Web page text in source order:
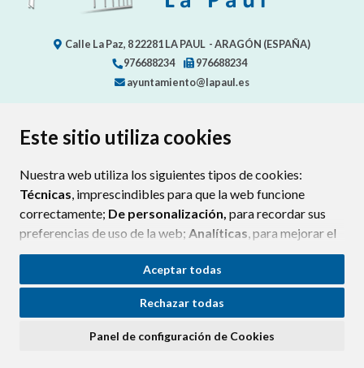
Este sitio utiliza cookies
Nuestra web utiliza los siguientes tipos de cookies:
Técnicas, imprescindibles para que la web funcione
correctamente; De personalización, para recordar sus
preferencias de uso de la web; Analíticas, para mejorar el
funcionamiento de la web y sus servicios.
Si acepta pulsando el botón“Aceptar todas”
consideramos que acepta su uso. Si pulsa el botón
ninguna acción, se guardarán las cookies técnicas
Aceptar todas
Rechazar todas
Panel de configuración de Cookies
Calle La Paz, 822281LA PAUL - ARAGÓN (ESPAÑA)
976688234
976688234
ayuntamiento@lapaul.es
CONTACTO MAPA WEB
AVISO LEGAL
POLÍTICA DE COOKIES